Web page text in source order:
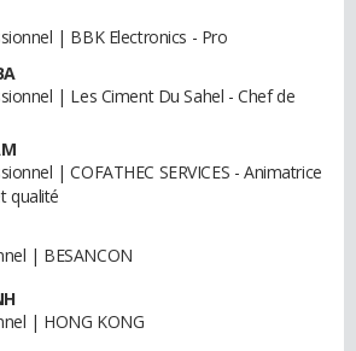
| BBK Electronics - Pro
| Les Ciment Du Sahel - Chef de
| COFATHEC SERVICES - Animatrice
qualité
| BESANCON
| HONG KONG